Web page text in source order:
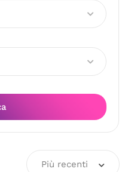
Più recenti